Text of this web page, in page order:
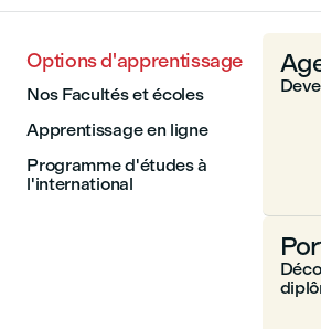
Options d'apprentissage
Nos Facultés et écoles
Apprentissage en ligne
Programme d'études à
l'international